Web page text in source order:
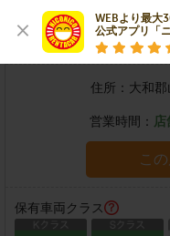
WEBより最大
公式アプリ「
大和郡
住所： 大和
営業時間：
こ
保有車両クラス